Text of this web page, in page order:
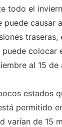
todo el
puede causar
traseras,
puede colocar
al 15 de
estados
permitido
varían de 15